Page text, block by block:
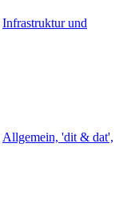
Infrastruktur und
Allgemein, 'dit & dat',